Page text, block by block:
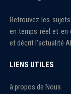
Retrouvez les
en temps réel et en
et décrit l'actualité
LIENS UTILES
à propos de Nous